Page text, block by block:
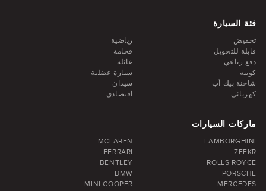
فئة السيارة
تخفيض
رياضية
قابلة للتحويل
فخامة
دفع رباعي
عائلة
كوبيه
سيارة عضلية
شاحنة بيك أب
سيدان
كهربائي
اقتصادي
ماركات السيارات
LAMBORGHINI
MCLAREN
ZEEKR
FERRARI
ROLLS ROYCE
BENTLEY
PORSCHE
BMW
MERCEDES
MINI COOPER